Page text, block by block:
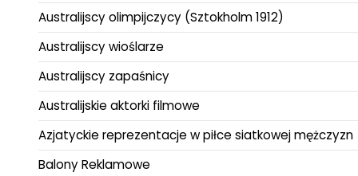
Australijscy olimpijczycy (Sztokholm 1912)
Australijscy wioślarze
Australijscy zapaśnicy
Australijskie aktorki filmowe
Azjatyckie reprezentacje w piłce siatkowej mężczyzn
Balony Reklamowe